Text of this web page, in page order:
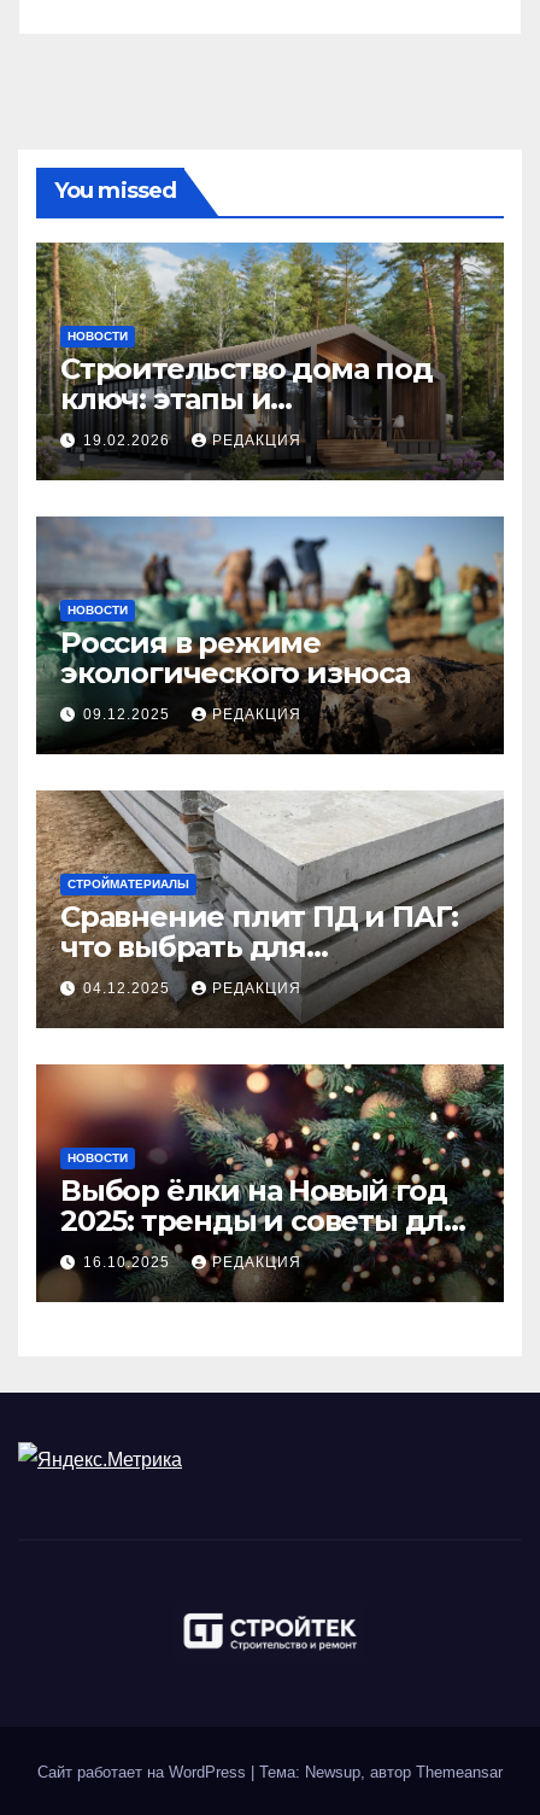
You missed
НОВОСТИ
Строительство дома под
ключ: этапы и
планирование бюджета
19.02.2026 РЕДАКЦИЯ
НОВОСТИ
Россия в режиме
экологического износа
09.12.2025 РЕДАКЦИЯ
СТРОЙМАТЕРИАЛЫ
Сравнение плит ПД и ПАГ:
что выбрать для
долговечного и прочного
покрытия
04.12.2025 РЕДАКЦИЯ
НОВОСТИ
Выбор ёлки на Новый год
2025: тренды и советы для
идеального праздника
16.10.2025 РЕДАКЦИЯ
Сайт работает на WordPress Тема: Newsup, автор Themeansar